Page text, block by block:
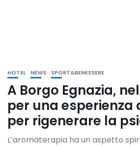
HOTEL NEWS SPORT&BENESSERE
A Borgo Egnazia,
per una
per rigenerare la
L’aromaterapia ha un aspetto